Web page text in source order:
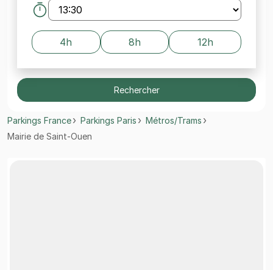
4h 8h 12h
Rechercher
Parkings France Parkings Paris
Métros/Trams
Mairie de Saint-Ouen